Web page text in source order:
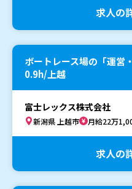
求人の
ボートレース場の「運営
0.9h/上越
富士レックス株式会社
新潟県 上越市 月給22万
求人の